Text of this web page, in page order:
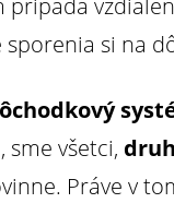
sporenia si na
sme všetci,
Práve v